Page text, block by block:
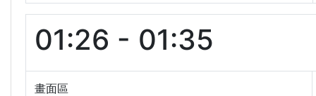
01:26 - 01:35
畫面區